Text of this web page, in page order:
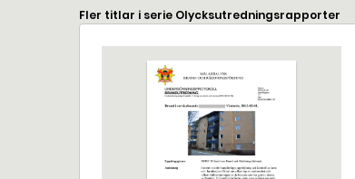
Fler titlar i serie Olycksutredningsrapporter